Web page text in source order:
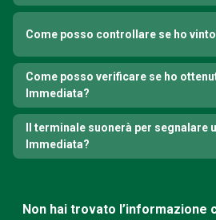
Come posso controllare se ho
Come posso verificare se ho
Immediata?
Il terminale suonerà per segnalare
Immediata?
Non hai trovato l’informazione